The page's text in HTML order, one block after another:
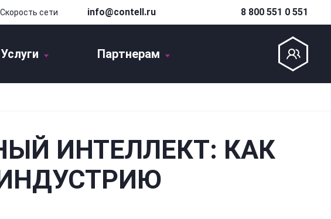
Скорость сети info@contell.ru 8 800 551 0 551
Услуги Партнерам
ИНТЕЛЛЕКТ: КАК